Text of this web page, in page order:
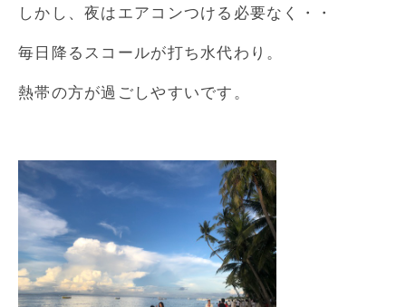
しかし、夜はエアコンつける必要なく・・
毎日降るスコールが打ち水代わり。
熱帯の方が過ごしやすいです。